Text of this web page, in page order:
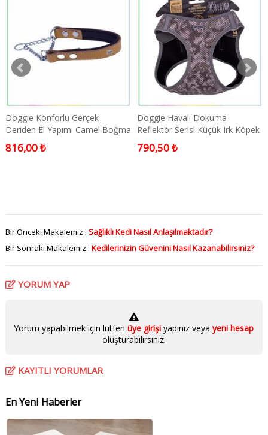
Doggie Konforlu Gerçek
Deriden El Yapımı Camel Boğma
Zincirli Köpek Boyun Tasması
2x35-45CM
816,00 ₺
Doggie Havalı Dokuma
Reflektör Serisi Küçük Irk Köpek
Göğüs Tasması Kamuflaj M 38-
44cm
790,50 ₺
Bir Önceki Makalemiz : Sağlıklı Kedi Nasıl Anlaşılmaktadır?
Bir Sonraki Makalemiz : Kedilerinizin Güvenini Nasıl Kazanabilirsiniz?
YORUM YAP
Yorum yapabilmek için lütfenüye girişiyapınız veya yeni hesap
oluşturabilirsiniz.
KAYITLI YORUMLAR
En Yeni Haberler